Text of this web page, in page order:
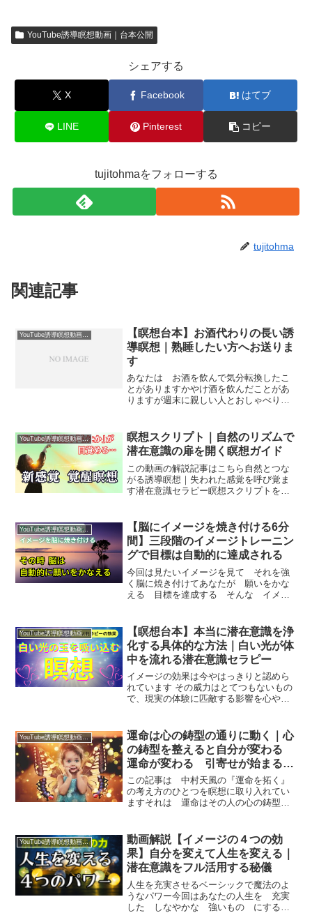
YouTube誘導瞑想動画｜台本公開
シェアする
X Facebook はてブ
LINE Pinterest コピー
tujitohmaをフォローする
tujitohma
関連記事
YouTube誘導瞑想動画｜台本公開
【瞑想台本】お酒代わりの長い誘
導瞑想｜熟睡したい方へお送りま
す
あなたは お酒を飲んで気分転換したこ
とがありますかやけ酒を飲んだことがあ
りますが週末に親しい人とおしゃべりし
酒と 映画 音楽などで楽しく過ごした
ことがありますか実はこ...
YouTube誘導瞑想動画｜台本公開
瞑想スクリプト｜自然のリズムで
潜在意識の扉を開く瞑想ガイド
この動画の解説記事はこちら自然とつな
がる誘導瞑想｜失われた感覚を呼び覚ま
す潜在意識セラピー瞑想スクリプトを公
てあなたの人生を 良き方向に変えてい
く お手伝いをしますこれ...
YouTube誘導瞑想動画｜台本公開
【脳にイメージを焼き付ける6分
間】三段階のイメージトレーニン
グで目標は自動的に達成される
今回は見たいイメージを見て それを強
く脳に焼き付けてあなたが 願いをかな
える 目標を達成する そんな イメー
なたは 明確な目標をもっていますか？
もし目標を持っているので...
YouTube誘導瞑想動画｜台本公開
【瞑想台本】本当に潜在意識を浄
化する具体的な方法｜白い光が体
中を流れる潜在意識セラピー
イメージの効果は今やはっきりと認めら
れています その威力はとてつもないもの
で、現実の体験に匹敵する影響を心や身
ツトレーニングや心理学の世界くらいで
す今回は日常的に役立つ...
YouTube誘導瞑想動画｜台本公開
運命は心の鋳型の通りに動く｜心
の鋳型を整えると自分が変わる
運命が変わる 引寄せが始まる
魂のエネルギーは鋳型の形に入っ
て来る
この記事は 中村天風の『運命を拓く』
の考え方のひとつを瞑想に取り入れてい
ますそれは 運命はその人の心の鋳型の
ら鋳型に応じた運命が訪れるからです今
回は一瞬で 自分の気分を...
YouTube誘導瞑想動画｜台本公開
動画解説【イメージの４つの効
果】自分を変えて人生を変える｜
潜在意識をフル活用する秘儀
人生を充実させるベーシックで魔法のよ
うなパワー今回はあなたの人生を 充実
した しなやかな 強いもの にするた